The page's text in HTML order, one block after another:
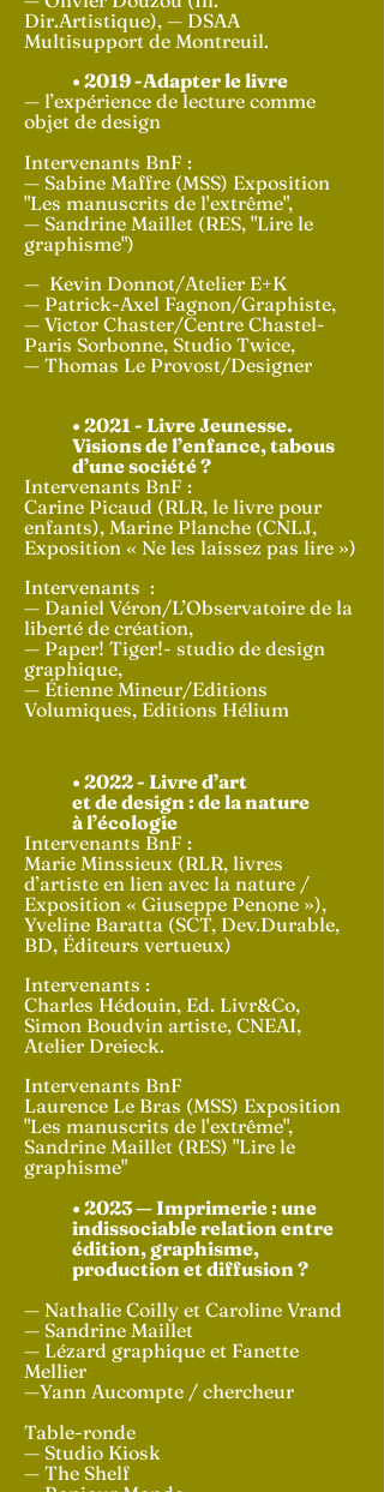
Dir.Artistique), — DSAA
Multisupport de Montreuil.
• 2019 -Adapter le livre
— l’expérience de lecture comme
objet de design
Intervenants BnF :
— Sabine Maffre (MSS) Exposition
"Les manuscrits de l'extrême",
— Sandrine Maillet (RES, "Lire le
graphisme")
— Kevin Donnot/Atelier E+K
— Patrick-Axel Fagnon/Graphiste,
— Victor Chaster/Centre Chastel-
Paris Sorbonne, Studio Twice,
— Thomas Le Provost/Designer
• 2021 - Livre Jeunesse.
Visions de l’enfance, tabous
d’une société ?
Intervenants BnF :
Carine Picaud (RLR, le livre pour
enfants), Marine Planche (CNLJ,
Exposition « Ne les laissez pas lire »)
Intervenants :
— Daniel Véron/L’Observatoire de la
liberté de création,
— Paper! Tiger!- studio de design
graphique,
— Étienne Mineur/Editions
Volumiques, Editions Hélium
• 2022 - Livre d’art
et de design : de la nature
à l’écologie
Intervenants BnF :
Marie Minssieux (RLR, livres
d’artiste en lien avec la nature /
Exposition « Giuseppe Penone »),
Yveline Baratta (SCT, Dev.Durable,
BD, Éditeurs vertueux)
Intervenants :
Charles Hédouin, Ed. Livr&Co,
Simon Boudvin artiste, CNEAI,
Atelier Dreieck.
Intervenants BnF
Laurence Le Bras (MSS) Exposition
"Les manuscrits de l'extrême",
Sandrine Maillet (RES) "Lire le
graphisme"
• 2023 — Imprimerie : une
indissociable relation entre
édition, graphisme,
production et diffusion ?
— Nathalie Coilly et Caroline Vrand
— Sandrine Maillet
— Lézard graphique et Fanette
Mellier
—Yann Aucompte / chercheur
Table-ronde
— Studio Kiosk
— The Shelf